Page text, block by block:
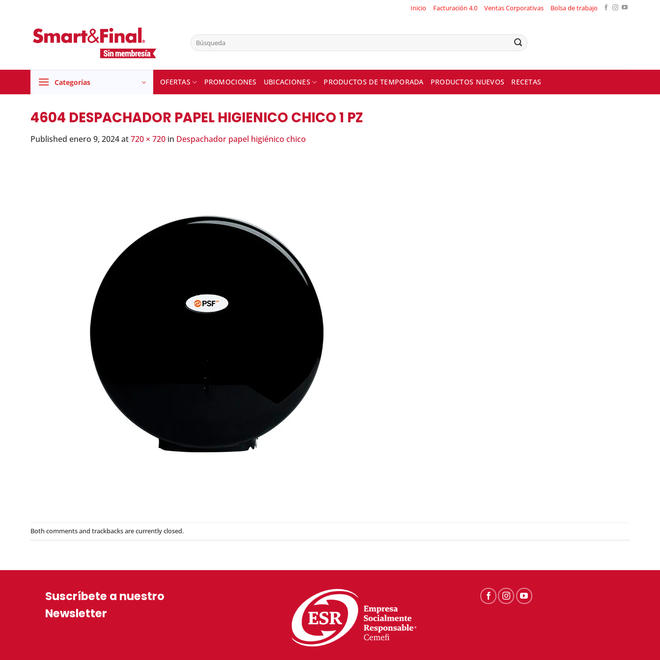
Inicio Facturación 4.0 Ventas Corporativas Bolsa de trabajo
Buscar
por:
Categorías OFERTAS PROMOCIONES UBICACIONES PRODUCTOS DE TEMPORADA PRODUCTOS NUEVOS RECETAS
4604 DESPACHADOR PAPEL HIGIENICO CHICO 1 PZ
Published enero 9, 2024at720 × 720 in Despachador papel higiénico chico
Both comments and trackbacks are currently closed.
Suscríbete a nuestro
Newsletter